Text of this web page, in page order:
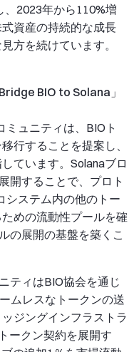
2023年から110%増
資産の持続的な成長
方を続けています。
BIO to Solana」
ュニティは、BIOト
行することを提案し、
ています。Solanaブロ
開することで、プロト
システム内の他のトー
めの流動性プールを確
の展開の基盤を築くこ
ティはBIO協会を通じ
ムレスなトークンの送
ジングインフラストラ
ークン契約を展開す